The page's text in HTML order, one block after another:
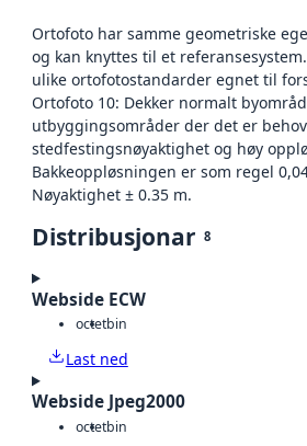
Ortofoto har samme geometriske
og kan knyttes til et
ulike ortofotostandarder egnet til
Ortofoto 10: Dekker normalt
utbyggingsområder der det er
stedfestingsnøyaktighet og høy
Bakkeoppløsningen er som regel
Nøyaktighet ± 0.35 m.
Distribusjonar 8
Webside ECW
octetbin
Last ned
Webside Jpeg2000
octetbin